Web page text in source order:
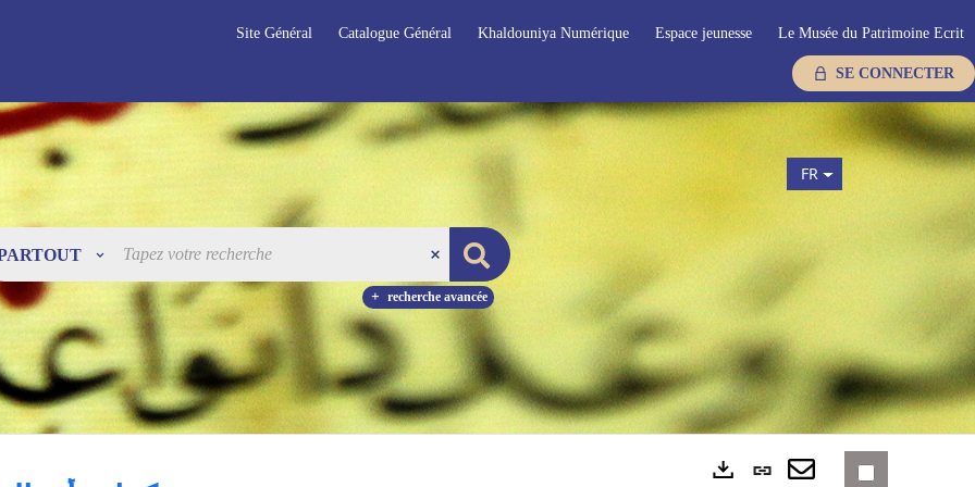
Site Général Catalogue Général Khaldouniya Numérique Espace jeunesse Le Musée du Patrimoine Ecrit
SE CONNECTER
recherche avancée
FR
Lien